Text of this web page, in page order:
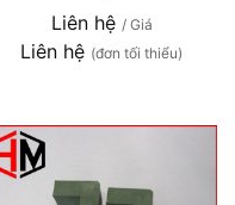
Liên hệ / Giá
Liên hệ (đơn tối thiểu)